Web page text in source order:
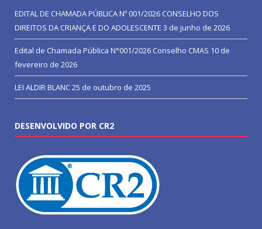
EDITAL DE CHAMADA PÚBLICA Nº 001/2026 CONSELHO DOS
DIREITOS DA CRIANÇA E DO ADOLESCENTE 3 de junho de 2026
Edital de Chamada Pública N°001/2026 Conselho CMAS 10 de
fevereiro de 2026
LEI ALDIR BLANC25 de outubro de 2025
DESENVOLVIDO POR CR2